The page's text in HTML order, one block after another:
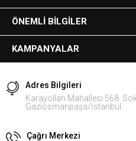
ÖNEMLI BILGILER
KAMPANYALAR
Adres Bilgileri
Karayolları Mahallesi 568.
Gaziosmanpaşa/İstanbul
Çağrı Merkezi